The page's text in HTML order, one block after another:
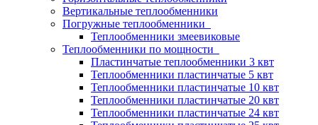
Вертикальные теплообменники
Погружные теплообменники
Теплообменники змеевиковые
Теплообменники по мощности
Пластинчатые теплообменники 3 квт
Теплообменники пластинчатые 5 квт
Теплообменники пластинчатые 10 квт
Теплообменники пластинчатые 20 квт
Теплообменники пластинчатые 24 квт